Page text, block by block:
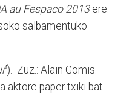
au Fespaco 2013ere.
salbamentuko
’). Zuz.: Alain Gomis­.
aktore paper txiki bat